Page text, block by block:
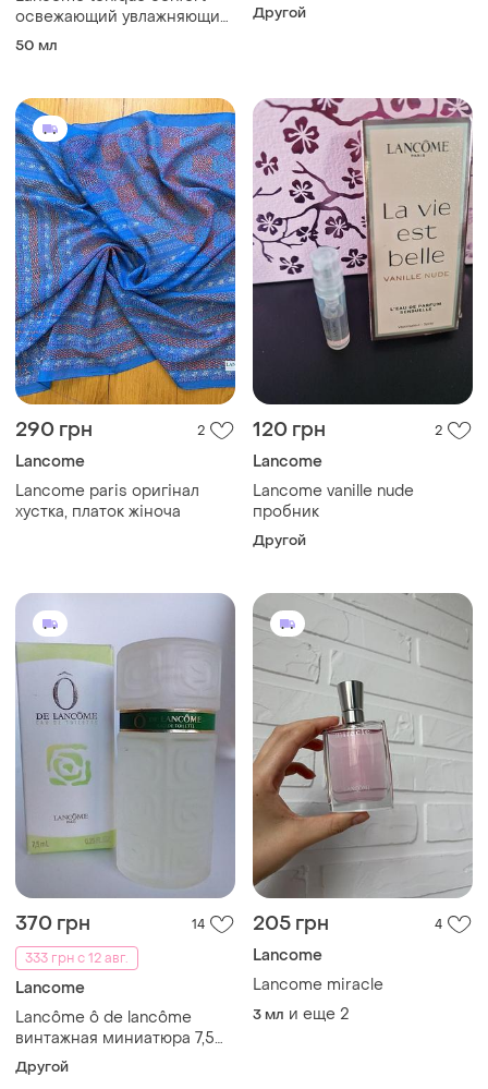
освежающий увлажняющий
тоник с розовой водой
50 мл
мл.
Другой
290 грн 2
Lancome
Lancome paris оригінал
хустка, платок жіноча
120 грн 2
Lancome
Lancome vanille nude
пробник
Другой
370 грн
14
333 грн с 12 авг.
Lancome
Lancôme ô de lancôme
винтажная миниатюра 7,5
мл.
Другой
205 грн 4
Lancome
Lancome miracle
3 мл и еще 2